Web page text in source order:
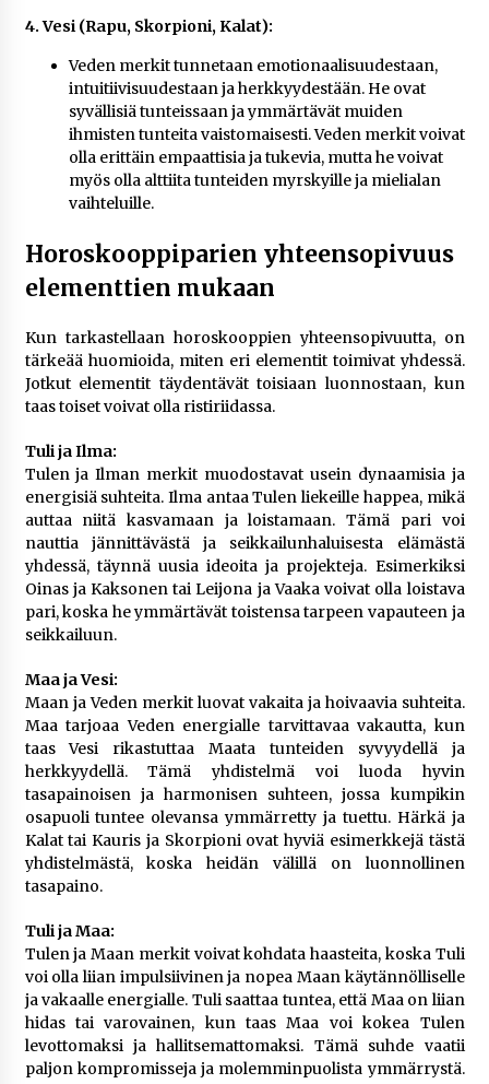
4. Vesi (Rapu, Skorpioni, Kalat):
Veden merkit tunnetaan emotionaalisuudestaan,
intuitiivisuudestaan ja herkkyydestään. He ovat
syvällisiä tunteissaan ja ymmärtävät muiden
ihmisten tunteita vaistomaisesti. Veden merkit voivat
olla erittäin empaattisia ja tukevia, mutta he voivat
myös olla alttiita tunteiden myrskyille ja mielialan
vaihteluille.
Horoskooppiparien yhteensopivuus
elementtien mukaan
Kun tarkastellaan horoskooppien yhteensopivuutta, on
tärkeää huomioida, miten eri elementit toimivat yhdessä.
Jotkut elementit täydentävät toisiaan luonnostaan, kun
taas toiset voivat olla ristiriidassa.
Tuli ja Ilma:
Tulen ja Ilman merkit muodostavat usein dynaamisia ja
energisiä suhteita. Ilma antaa Tulen liekeille happea, mikä
auttaa niitä kasvamaan ja loistamaan. Tämä pari voi
nauttia jännittävästä ja seikkailunhaluisesta elämästä
yhdessä, täynnä uusia ideoita ja projekteja. Esimerkiksi
Oinas ja Kaksonen tai Leijona ja Vaaka voivat olla loistava
pari, koska he ymmärtävät toistensa tarpeen vapauteen ja
seikkailuun.
Maa ja Vesi:
Maan ja Veden merkit luovat vakaita ja hoivaavia suhteita.
Maa tarjoaa Veden energialle tarvittavaa vakautta, kun
taas Vesi rikastuttaa Maata tunteiden syvyydellä ja
herkkyydellä. Tämä yhdistelmä voi luoda hyvin
tasapainoisen ja harmonisen suhteen, jossa kumpikin
osapuoli tuntee olevansa ymmärretty ja tuettu. Härkä ja
Kalat tai Kauris ja Skorpioni ovat hyviä esimerkkejä tästä
yhdistelmästä, koska heidän välillä on luonnollinen
tasapaino.
Tuli ja Maa:
Tulen ja Maan merkit voivat kohdata haasteita, koska Tuli
voi olla liian impulsiivinen ja nopea Maan käytännölliselle
ja vakaalle energialle. Tuli saattaa tuntea, että Maa on liian
hidas tai varovainen, kun taas Maa voi kokea Tulen
levottomaksi ja hallitsemattomaksi. Tämä suhde vaatii
paljon kompromisseja ja molemminpuolista ymmärrystä.